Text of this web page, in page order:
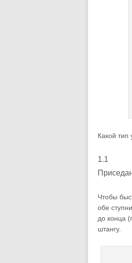
Какой тип
1.1
Чтобы
обе
до конца
штангу.